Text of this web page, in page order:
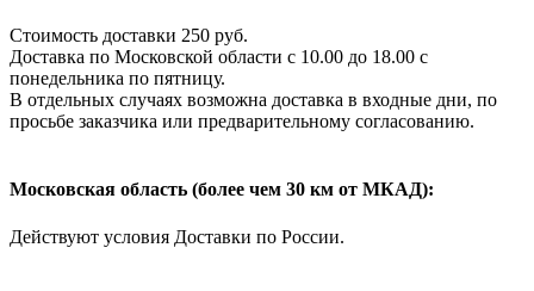
Стоимость доставки 250 руб.
Доставка по Московской области с 10.00 до 18.00 с
понедельника по пятницу.
В отдельных случаях возможна доставка в входные дни, по
просьбе заказчика или предварительному согласованию.
Московская область (более чем 30 км от МКАД):
Действуют условия Доставки по России.